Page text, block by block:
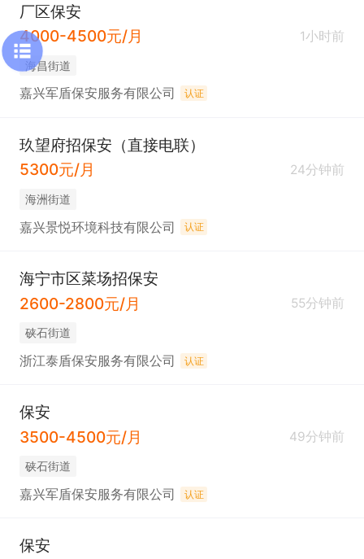
厂区保安
4000-4500元/月
1小时前
海昌街道
嘉兴军盾保安服务有限公司 认证
玖望府招保安（直接电联）
5300元/月
24分钟前
海洲街道
嘉兴景悦环境科技有限公司 认证
海宁市区菜场招保安
2600-2800元/月
55分钟前
硖石街道
浙江泰盾保安服务有限公司 认证
保安
3500-4500元/月
49分钟前
硖石街道
嘉兴军盾保安服务有限公司 认证
保安